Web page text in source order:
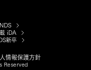
iDA
新卒
情報保護方針
Reserved